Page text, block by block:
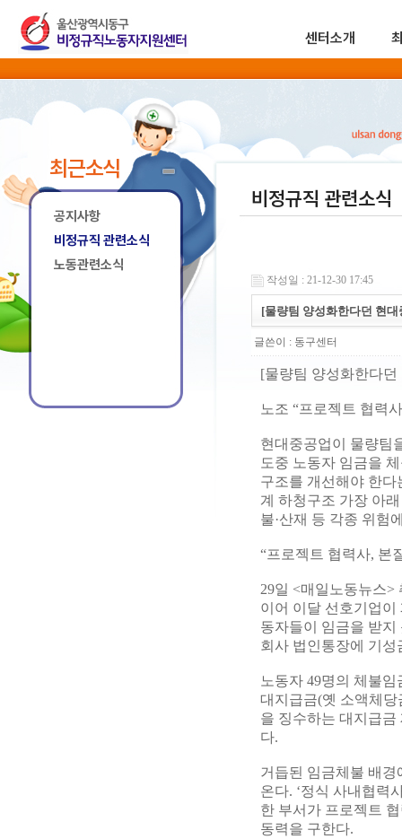
센터소개
최근소식
공지사항
비정규직 관련소식
노동관련소식
비정규직 관련소식
작성일 : 21-12-30 17:45
[물량팀 양성화한다던 현
글쓴이 : 동구센터
[물량팀 양성화한다
노조 “프로젝트 협력
현대중공업이 물량팀
도중 노동자 임금을
구조를 개선해야 한
계 하청구조 가장 아
불·산재 등 각종 위험
“프로젝트 협력사, 본
29일 <매일노동뉴스
이어 이달 선호기업
동자들이 임금을 받
회사 법인통장에 기
노동자 49명의 체불
대지급금(옛 소액체
을 징수하는 대지급
다.
거듭된 임금체불 배
온다. ‘정식 사내협력
한 부서가 프로젝트
동력을 구한다.